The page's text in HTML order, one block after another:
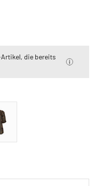
Artikel, die bereits